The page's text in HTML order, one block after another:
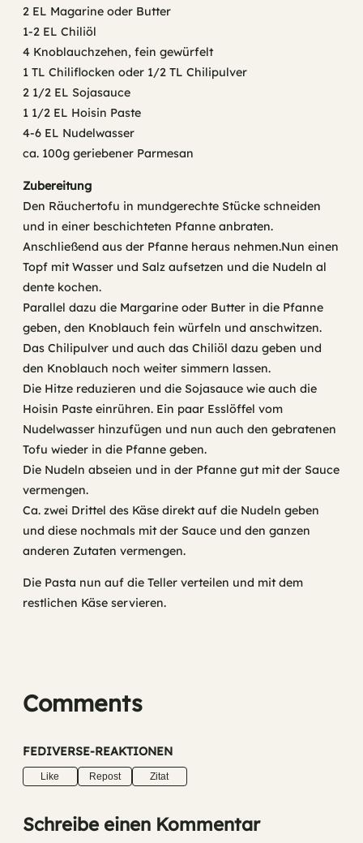
2 EL Magarine oder Butter
1-2 EL Chiliöl
4 Knoblauchzehen, fein gewürfelt
1 TL Chiliflocken oder 1/2 TL Chilipulver
2 1/2 EL Sojasauce
1 1/2 EL Hoisin Paste
4-6 EL Nudelwasser
ca. 100g geriebener Parmesan
Zubereitung
Den Räuchertofu in mundgerechte Stücke schneiden
und in einer beschichteten Pfanne anbraten.
Anschließend aus der Pfanne heraus nehmen.Nun einen
Topf mit Wasser und Salz aufsetzen und die Nudeln al
dente kochen.
Parallel dazu die Margarine oder Butter in die Pfanne
geben, den Knoblauch fein würfeln und anschwitzen.
Das Chilipulver und auch das Chiliöl dazu geben und
den Knoblauch noch weiter simmern lassen.
Die Hitze reduzieren und die Sojasauce wie auch die
Hoisin Paste einrühren. Ein paar Esslöffel vom
Nudelwasser hinzufügen und nun auch den gebratenen
Tofu wieder in die Pfanne geben.
Die Nudeln abseien und in der Pfanne gut mit der Sauce
vermengen.
Ca. zwei Drittel des Käse direkt auf die Nudeln geben
und diese nochmals mit der Sauce und den ganzen
anderen Zutaten vermengen.
Die Pasta nun auf die Teller verteilen und mit dem
restlichen Käse servieren.
Comments
FEDIVERSE-REAKTIONEN
Like Repost Zitat
Schreibe einen Kommentar